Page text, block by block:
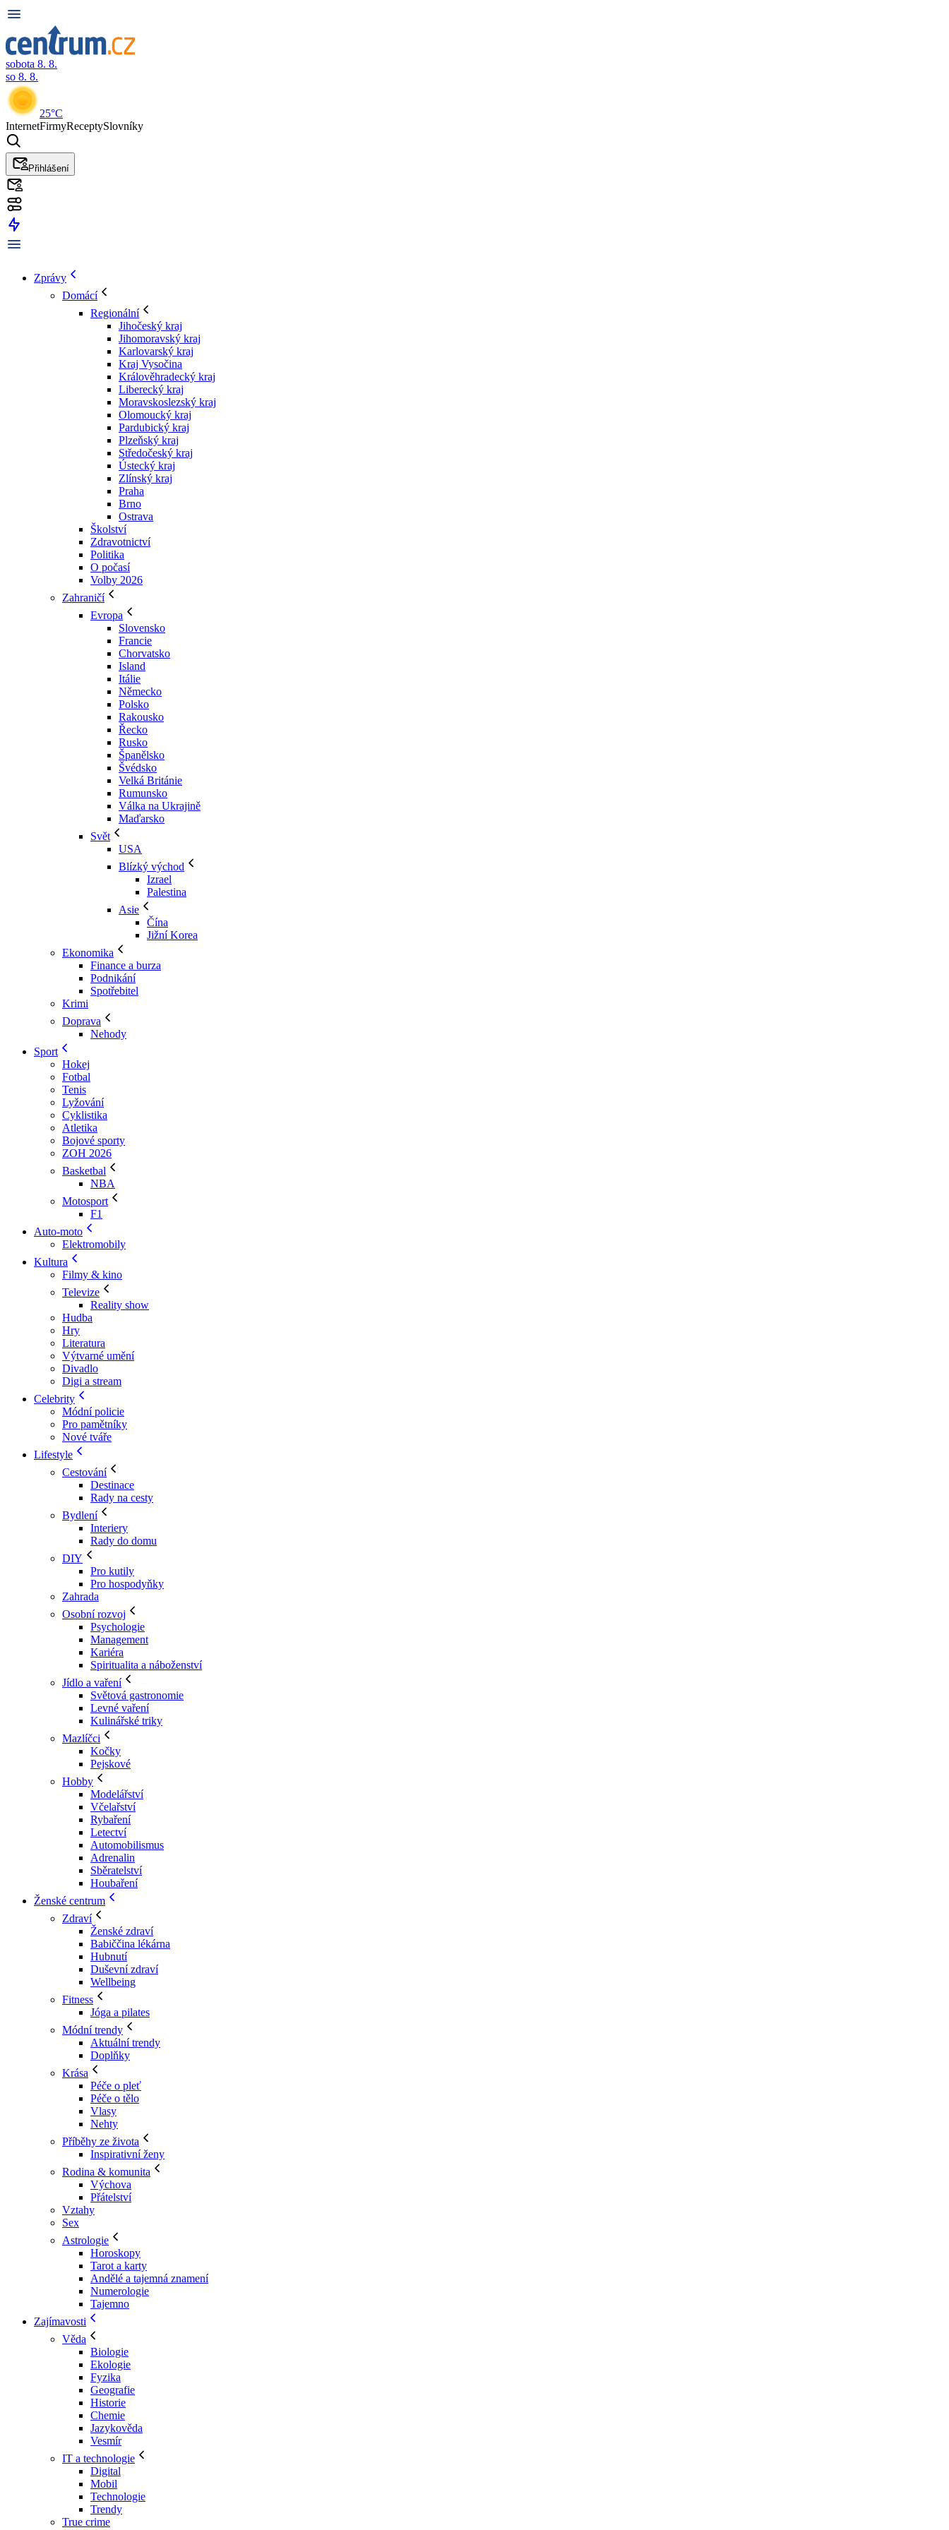
sobota 8. 8.
so 8. 8.
25°C
InternetFirmyReceptySlovníky
Přihlášení
Zprávy
Domácí
Regionální
Jihočeský kraj
Jihomoravský kraj
Karlovarský kraj
Kraj Vysočina
Králověhradecký kraj
Liberecký kraj
Moravskoslezský kraj
Olomoucký kraj
Pardubický kraj
Plzeňský kraj
Středočeský kraj
Ústecký kraj
Zlínský kraj
Praha
Brno
Ostrava
Školství
Zdravotnictví
Politika
O počasí
Volby 2026
Zahraničí
Evropa
Slovensko
Francie
Chorvatsko
Island
Itálie
Německo
Polsko
Rakousko
Řecko
Rusko
Španělsko
Švédsko
Velká Británie
Rumunsko
Válka na Ukrajině
Maďarsko
Svět
USA
Blízký východ
Izrael
Palestina
Asie
Čína
Jižní Korea
Ekonomika
Finance a burza
Podnikání
Spotřebitel
Krimi
Doprava
Nehody
Sport
Hokej
Fotbal
Tenis
Lyžování
Cyklistika
Atletika
Bojové sporty
ZOH 2026
Basketbal
NBA
Motosport
F1
Auto-moto
Elektromobily
Kultura
Filmy & kino
Televize
Reality show
Hudba
Hry
Literatura
Výtvarné umění
Divadlo
Digi a stream
Celebrity
Módní policie
Pro pamětníky
Nové tváře
Lifestyle
Cestování
Destinace
Rady na cesty
Bydlení
Interiery
Rady do domu
DIY
Pro kutily
Pro hospodyňky
Zahrada
Osobní rozvoj
Psychologie
Management
Kariéra
Spiritualita a náboženství
Jídlo a vaření
Světová gastronomie
Levné vaření
Kulinářské triky
Mazlíčci
Kočky
Pejskové
Hobby
Modelářství
Včelařství
Rybaření
Letectví
Automobilismus
Adrenalin
Sběratelství
Houbaření
Ženské centrum
Zdraví
Ženské zdraví
Babiččina lékárna
Hubnutí
Duševní zdraví
Wellbeing
Fitness
Jóga a pilates
Módní trendy
Aktuální trendy
Doplňky
Krása
Péče o pleť
Péče o tělo
Vlasy
Nehty
Příběhy ze života
Inspirativní ženy
Rodina & komunita
Výchova
Přátelství
Vztahy
Sex
Astrologie
Horoskopy
Tarot a karty
Andělé a tajemná znamení
Numerologie
Tajemno
Zajímavosti
Věda
Biologie
Ekologie
Fyzika
Geografie
Historie
Chemie
Jazykověda
Vesmír
IT a technologie
Digital
Mobil
Technologie
Trendy
True crime